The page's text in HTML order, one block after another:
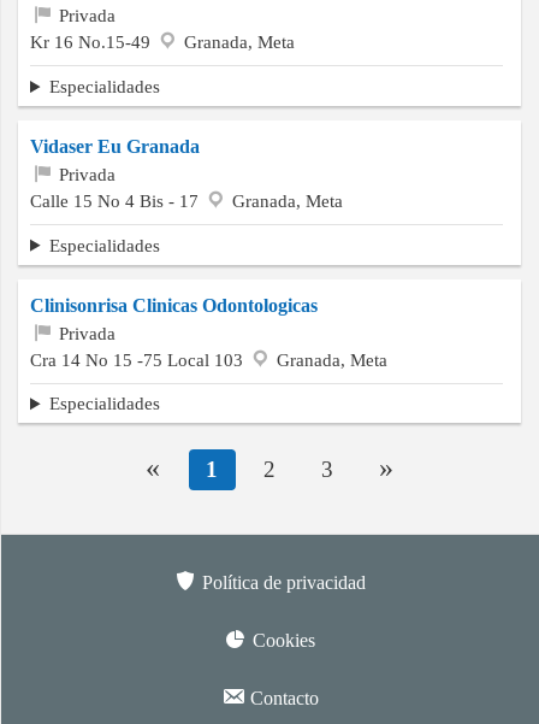
Privada
Kr 16 No.15-49
Granada, Meta
Especialidades
Vidaser Eu Granada
Privada
Calle 15 No 4 Bis - 17
Granada, Meta
Especialidades
Clinisonrisa Clinicas Odontologicas
Privada
Cra 14 No 15 -75 Local 103
Granada, Meta
Especialidades
« 1 2 3 »
Política de privacidad
Cookies
Contacto